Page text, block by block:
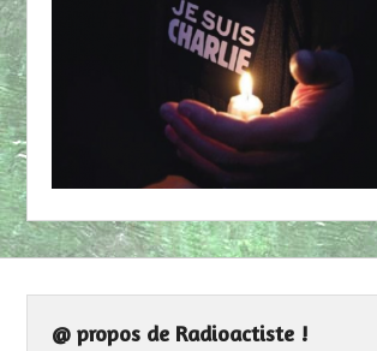
@ propos de Radioactiste !